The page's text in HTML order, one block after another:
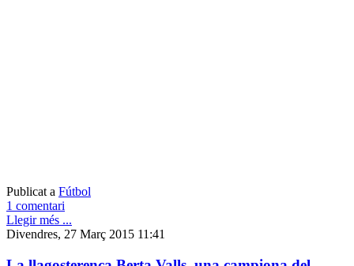
Publicat a Fútbol
1 comentari
Llegir més ...
Divendres, 27 Març 2015 11:41